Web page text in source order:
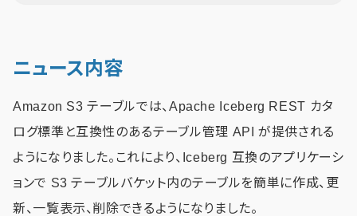
ニュース内容
Amazon S3 テーブルでは、Apache Iceberg REST カタ
ログ標準と互換性のあるテーブル管理 API が提供される
ようになりました。これにより、Iceberg 互換のアプリケーシ
ョンで S3 テーブルバケット内のテーブルを簡単に作成、更
新、一覧表示、削除できるようになりました。